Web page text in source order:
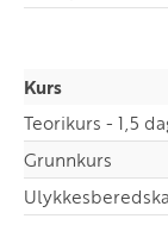
Kurs
Teorikurs - 1,5
Grunnkurs